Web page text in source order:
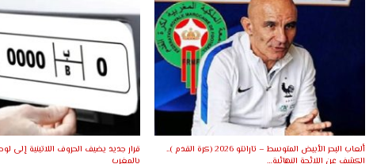
ألعاب البحر الأبيض المتوسط – تارانتو 2026 (كرة القدم )..
الكشف عن اللائحة النهائية…
قرار جديد يضيف الحروف اللاتينية إلى
بالمغرب